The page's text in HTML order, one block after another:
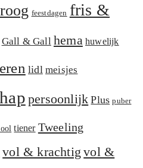
feestdagen fris &
Gall & Gall hema huwelijk
lidl meisjes
persoonlijk Plus puber
tiener Tweeling
vol & krachtig vol &